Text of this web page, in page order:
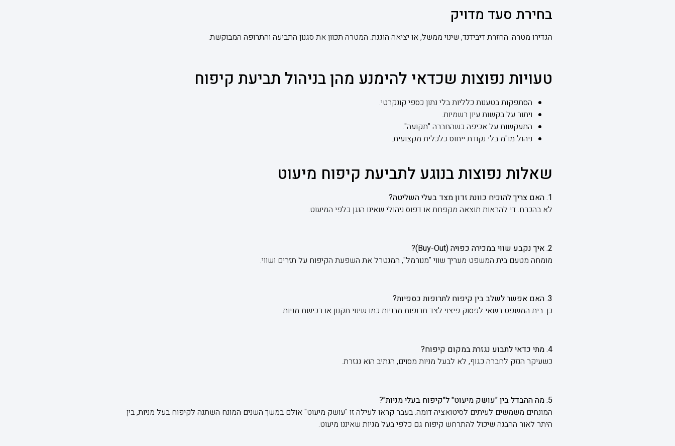
בחירת סעד מדויק
הגדירו מטרה: החזרת דיבידנד, שינוי ממשל, או יציאה הוגנת. המטרה תכוון את סגנון התביעה והתרופה המבוקשת.
טעויות נפוצות שכדאי להימנע מהן בניהול תביעת קיפוח
הסתפקות בטענות כלליות בלי נתון כספי קונקרטי.
ויתור על בקשות עיון רשמיות.
התעקשות על אכיפה כשהחברה "תקועה".
ניהול מו"מ בלי נקודת ייחוס כלכלית מקצועית.
שאלות נפוצות בנוגע לתביעת קיפוח מיעוט
1. האם צריך להוכיח כוונת זדון מצד בעלי השליטה?
לא בהכרח. די להראות תוצאה מקפחת או דפוס ניהולי שאינו הוגן כלפי המיעוט.
2. איך נקבע שווי במכירה כפויה (Buy-Out)?
מומחה מטעם בית המשפט מעריך שווי "מנורמל", המנטרל את השפעת הקיפוח על תזרים ושווי.
3. האם אפשר לשלב בין קיפוח לתרופות כספיות?
כן. בית המשפט רשאי לפסוק פיצוי לצד תרופות מבניות כמו שינוי תקנון או רכישת מניות.
4. מתי כדאי לתבוע נגזרת במקום קיפוח?
כשעיקר הנזק לחברה כגוף, לא לבעל מניות מסוים, הנתיב הוא נגזרת.
5. מה ההבדל בין "עושק מיעוט" ל"קיפוח בעלי מניות"?
המונחים משמשים לעיתים לסיטואציה דומה. בעבר קראו לעילה זו "עושק מיעוט" אולם במשך השנים המונח השתנה לקיפוח בעל מניות, בין
היתר לאור ההבנה שיכול להתרחש קיפוח גם כלפי בעל מניות שאיננו מיעוט.